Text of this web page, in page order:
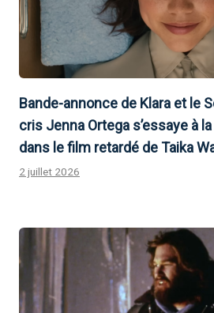
Bande-annonce de Klara et le
cris Jenna Ortega s’essaye à
dans le film retardé de Taika
2 juillet 2026